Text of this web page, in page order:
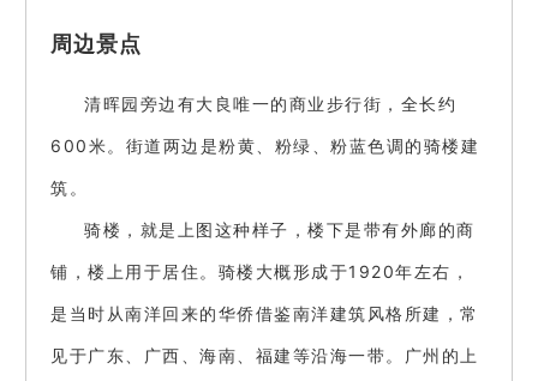
周边景点
清晖园旁边有大良唯一的商业步行街，全长约
600米。街道两边是粉黄、粉绿、粉蓝色调的骑楼建
筑。
骑楼，就是上图这种样子，楼下是带有外廊的商
铺，楼上用于居住。骑楼大概形成于1920年左右，
是当时从南洋回来的华侨借鉴南洋建筑风格所建，常
见于广东、广西、海南、福建等沿海一带。广州的上